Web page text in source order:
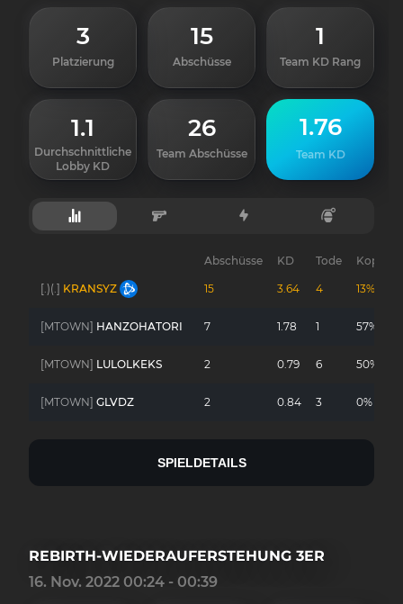
3
Platzierung
15
Abschüsse
1
Team KD Rang
1.1
Durchschnittliche
Lobby KD
26
Team Abschüsse
1.76
Team KD
Abschüsse KD Tode
[.)(.] KRANSYZ 15 3.64 4 13%
[MTOWN] HANZOHATORI 7 1.78 1 57%
[MTOWN] LULOLKEKS 2 0.79 6 50%
[MTOWN] GLVDZ 2 0.84 3 0%
SPIELDETAILS
REBIRTH-WIEDERAUFERSTEHUNG 3ER
16. Nov. 2022 00:24 - 00:39